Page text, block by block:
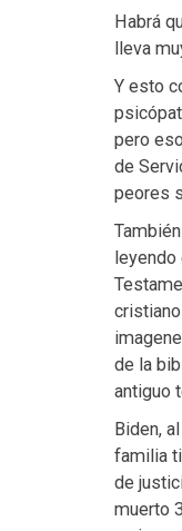
Habrá
lleva
Y esto
pero
de
peores
de la
antiguo
Biden,
familia
de
muerto